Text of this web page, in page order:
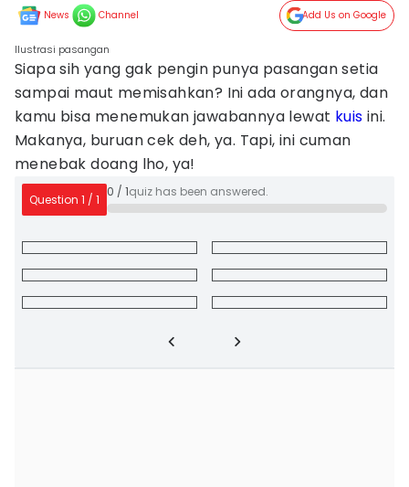
News Channel Add Us on Google
Ilustrasi pasangan
Siapa sih yang gak pengin punya pasangan setia
sampai maut memisahkan? Ini ada orangnya, dan
kamu bisa menemukan jawabannya lewat kuis ini.
Makanya, buruan cek deh, ya. Tapi, ini cuman
menebak doang lho, ya!
Question 1 / 1
0 / 1quiz has been answered.